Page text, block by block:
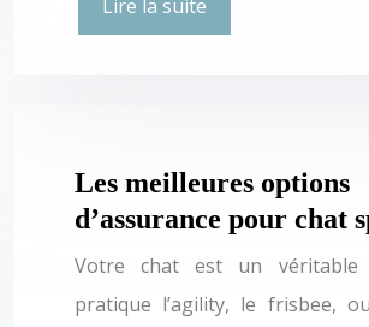
Lire la suite
Les meilleures options
d’assurance pour chat
Votre chat est un
pratique l’agility, le frisbee,